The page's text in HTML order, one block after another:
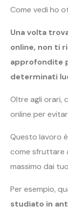
Come vedi ho
Una volta
online, non ti
approfondite
determinati
Oltre agli orari,
online per
Questo lavoro
come sfruttare
massimo dai
Per esempio,
studiato in